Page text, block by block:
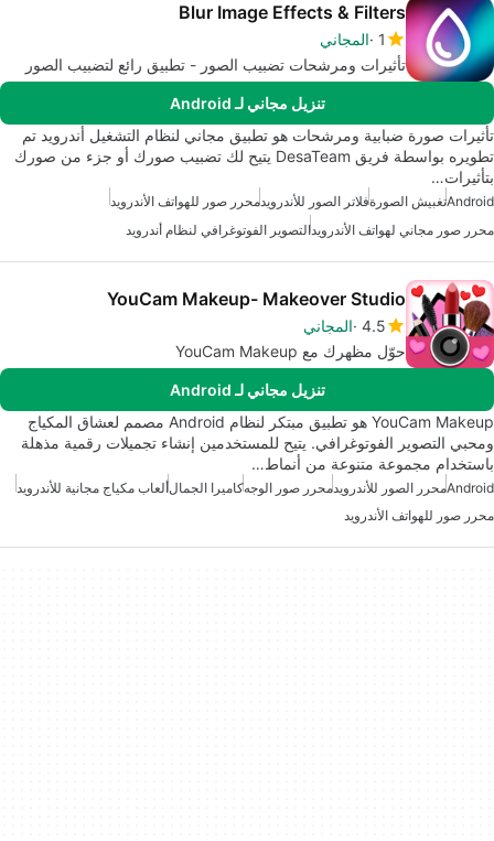
Blur Image Effects & Filters
1 المجاني
تأثيرات ومرشحات تضبيب الصور - تطبيق رائع لتضبيب الصور
تنزيل مجاني لـ Android
تأثيرات صورة ضبابية ومرشحات هو تطبيق مجاني لنظام التشغيل أندرويد تم
تطويره بواسطة فريق DesaTeam يتيح لك تضبيب صورك أو جزء من صورك
بتأثيرات…
Androidتغبيش الصورةفلاتر الصور للأندرويدمحرر صور للهواتف الأندرويد
محرر صور مجاني لهواتف الأندرويدالتصوير الفوتوغرافي لنظام أندرويد
YouCam Makeup- Makeover Studio
4.5 المجاني
حوّل مظهرك مع YouCam Makeup
تنزيل مجاني لـ Android
YouCam Makeup هو تطبيق مبتكر لنظام Android مصمم لعشاق المكياج
ومحبي التصوير الفوتوغرافي. يتيح للمستخدمين إنشاء تجميلات رقمية مذهلة
باستخدام مجموعة متنوعة من أنماط…
Androidمحرر الصور للأندرويدمحرر صور الوجهكاميرا الجمالألعاب مكياج مجانية للأندرويد
محرر صور للهواتف الأندرويد